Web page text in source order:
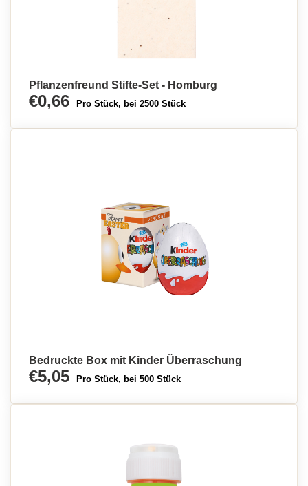
Pflanzenfreund Stifte-Set - Homburg
€0,66 Pro Stück, bei 2500 Stück
Bedruckte Box mit Kinder Überraschung
€5,05 Pro Stück, bei 500 Stück